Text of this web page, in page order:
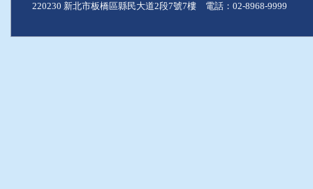
220230 新北市板橋區縣民大道2段7號7樓 電話：02-8968-9999